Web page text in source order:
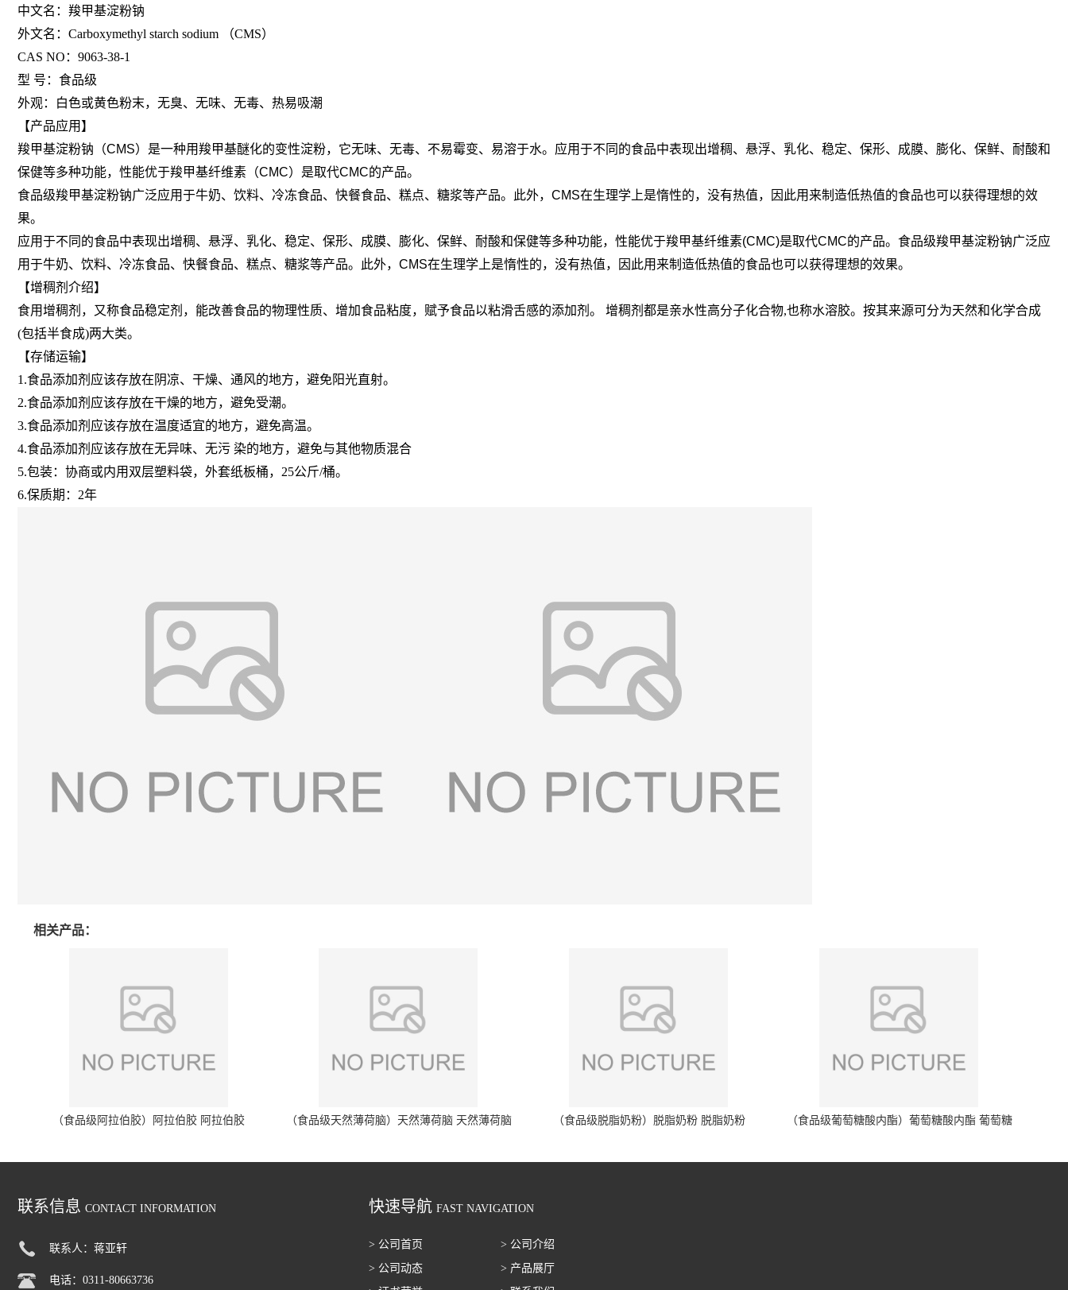
中文名：羧甲基淀粉钠
外文名：Carboxymethyl starch sodium （CMS）
CAS NO：9063-38-1
型 号：食品级
外观：白色或黄色粉末，无臭、无味、无毒、热易吸潮
【产品应用】
羧甲基淀粉钠（CMS）是一种用羧甲基醚化的变性淀粉，它无味、无毒、不易霉变、易溶于水。应用于不同的食品中表现出增稠、悬浮、乳化、稳定、保形、成膜、膨化、保鲜、耐酸和
保健等多种功能，性能优于羧甲基纤维素（CMC）是取代CMC的产品。
食品级羧甲基淀粉钠广泛应用于牛奶、饮料、冷冻食品、快餐食品、糕点、糖浆等产品。此外，CMS在生理学上是惰性的，没有热值，因此用来制造低热值的食品也可以获得理想的效
果。
应用于不同的食品中表现出增稠、悬浮、乳化、稳定、保形、成膜、膨化、保鲜、耐酸和保健等多种功能，性能优于羧甲基纤维素(CMC)是取代CMC的产品。食品级羧甲基淀粉钠广泛应
用于牛奶、饮料、冷冻食品、快餐食品、糕点、糖浆等产品。此外，CMS在生理学上是惰性的，没有热值，因此用来制造低热值的食品也可以获得理想的效果。
【增稠剂介绍】
食用增稠剂，又称食品稳定剂，能改善食品的物理性质、增加食品粘度，赋予食品以粘滑舌感的添加剂。 增稠剂都是亲水性高分子化合物,也称水溶胶。按其来源可分为天然和化学合成
(包括半食成)两大类。
【存储运输】
1.食品添加剂应该存放在阴凉、干燥、通风的地方，避免阳光直射。
2.食品添加剂应该存放在干燥的地方，避免受潮。
3.食品添加剂应该存放在温度适宜的地方，避免高温。
4.食品添加剂应该存放在无异味、无污 染的地方，避免与其他物质混合
5.包装：协商或内用双层塑料袋，外套纸板桶，25公斤/桶。
6.保质期：2年
相关产品：
（食品级阿拉伯胶）阿拉伯胶 阿拉伯胶 （食品级天然薄荷脑）天然薄荷脑 天然薄荷脑 （食品级脱脂奶粉）脱脂奶粉 脱脂奶粉
（食品级葡萄糖酸内酯）葡萄糖酸内酯 葡萄糖
联系信息 CONTACT INFORMATION
联系人：蒋亚轩
电话：0311-80663736
快速导航 FAST NAVIGATION
> 公司首页
> 公司介绍
> 公司动态
> 产品展厅